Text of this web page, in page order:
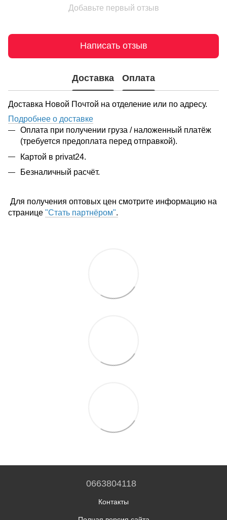
Добавьте первый отзыв
Написать отзыв
Доставка Оплата
Доставка Новой Почтой на отделение или по адресу.
Подробнее о доставке
Оплата при получении груза / наложенный платёж
(требуется предоплата перед отправкой).
Картой в privat24.
Безналичный расчёт.
Для получения оптовых цен смотрите информацию на
странице "Стать партнёром".
0663804118
Контакты